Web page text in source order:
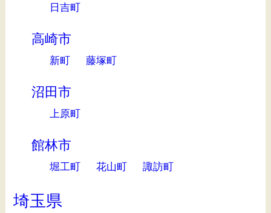
日吉町
高崎市
新町 藤塚町
沼田市
上原町
館林市
堀工町 花山町 諏訪町
埼玉県